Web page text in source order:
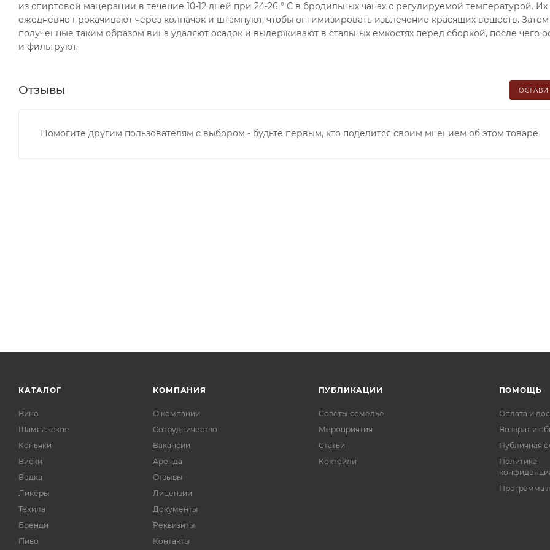
из спиртовой мацерации в течение 10-12 дней при 24-26 ° C в бродильных чанах с регулируемой температурой. Их
ежедневно прокачивают через колпачок и штампуют, чтобы оптимизировать извлечение красящих веществ. Затем
полученные таким образом вина удаляют осадок и выдерживают в стальных емкостях перед сборкой, после чего
и фильтруют.
Отзывы
Помогите другим пользователям с выбором - будьте первым, кто поделится своим мнением об этом товаре
КАТАЛОГ
Вино
Шампанское
Коньяки
Виски
Водка
Ликёры
Текила
Бренди
Пиво
КОМПАНИЯ
О компании
Сотрудничество
Вакансии
Аренда
Отзывы
Лицензии
Документы
Реквизиты
Контакты
ПУБЛИКАЦИИ
Советы сомелье
Мероприятия
Статьи
Коктейли
ПОМОЩЬ
Оплата и
Возврат и
Публичная
Политика
Программа